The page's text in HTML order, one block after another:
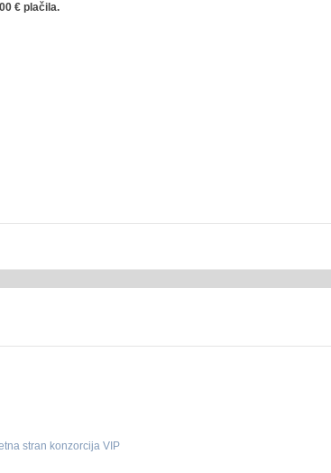
€ plačila.
stran konzorcija VIP